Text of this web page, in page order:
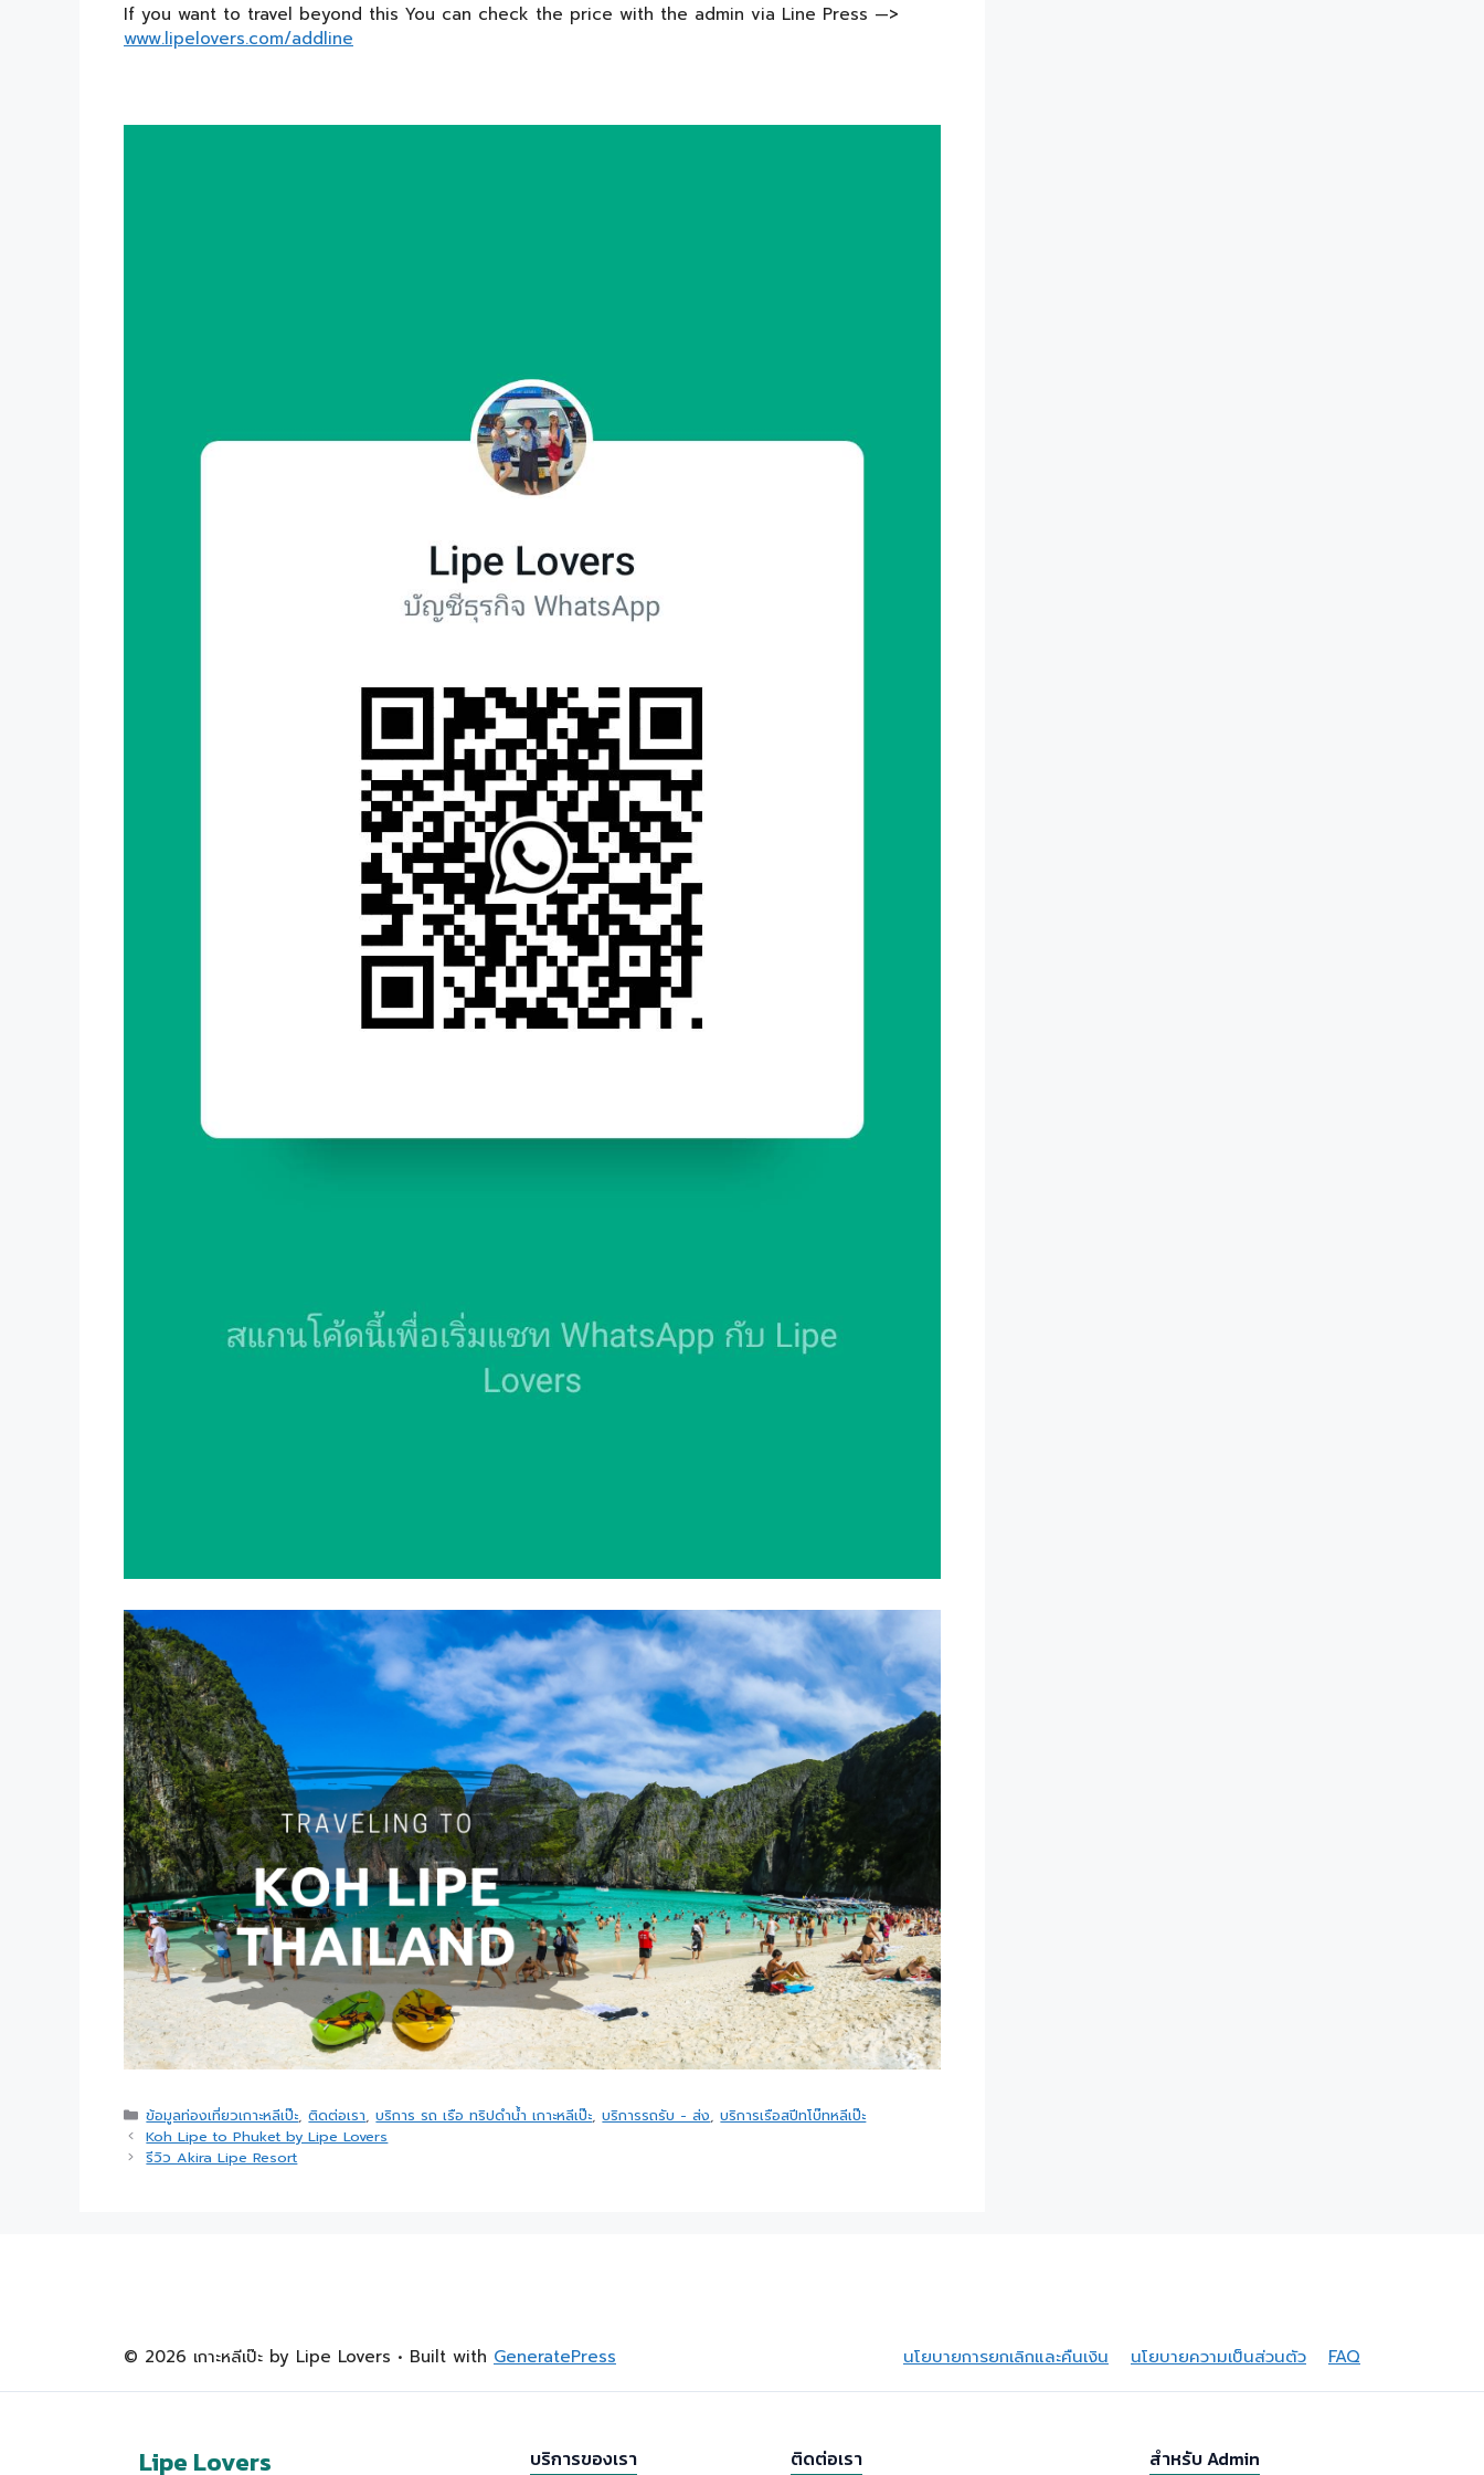
If you want to travel beyond this You can check the price with the admin via Line Press —>
www.lipelovers.com/addline
ข้อมูลท่องเที่ยวเกาะหลีเป๊ะ,ติดต่อเรา,บริการ รถ เรือ ทริปดำน้ำ เกาะหลีเป๊ะ,บริการรถรับ - ส่ง,บริการเรือสปีทโบ๊ทหลีเป๊ะ
Koh Lipe to Phuket by Lipe Lovers
รีวิว Akira Lipe Resort
นโยบายการยกเลิกและคืนเงิน นโยบายความเป็นส่วนตัว FAQ
© 2026 เกาะหลีเป๊ะ by Lipe Lovers • Built with GeneratePress
Lipe Lovers บริการของเรา ติดต่อเรา สำหรับ Admin